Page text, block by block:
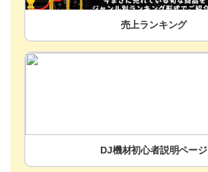
売上ランキング
DJ機材初心者説明ページ